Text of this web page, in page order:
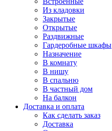
Из кладовки
Закрытые
Открытые
Раздвижные
Гардеробные шкафы
Назначение
В комнату
В нишу
В спальню
В частный дом
На балкон
Доставка и оплата
Как сделать заказ
Доставка